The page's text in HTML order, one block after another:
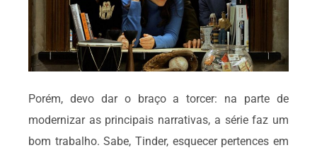
Porém, devo dar o braço a torcer: na parte de
modernizar as principais narrativas, a série faz um
bom trabalho. Sabe, Tinder, esquecer pertences em